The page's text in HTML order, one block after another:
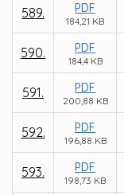
589. PDF
184,21 KB
590. PDF
184,4 KB
591. PDF
200,88 KB
592. PDF
196,88 KB
593. PDF
198,73 KB